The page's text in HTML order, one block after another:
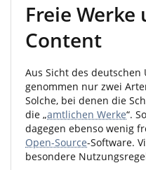
Freie Werke
Content
Aus Sicht des
genommen nur zwei
Solche, bei denen die
die „amtlichen Werke“.
dagegen ebenso wenig
Open-Source-Software.
besondere